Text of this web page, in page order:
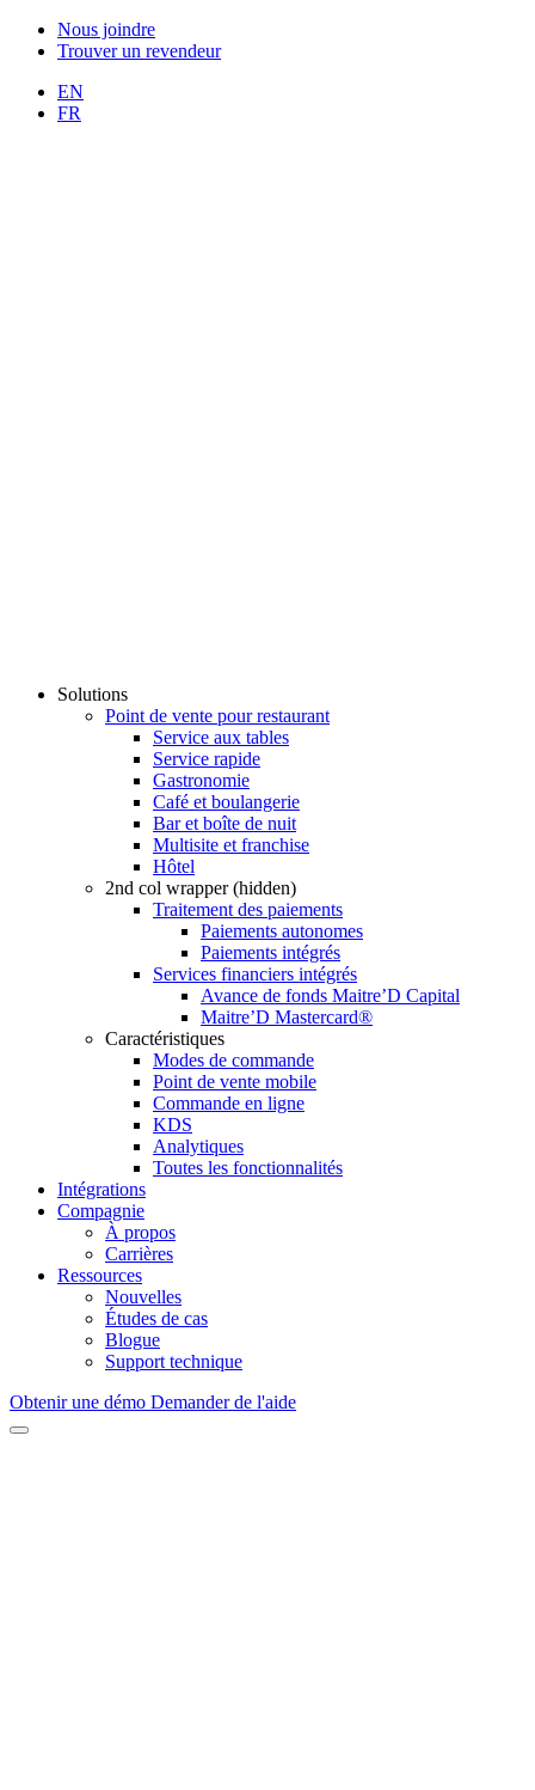
Nous joindre
Trouver un revendeur
EN
FR
Solutions
Point de vente pour restaurant
Service aux tables
Service rapide
Gastronomie
Café et boulangerie
Bar et boîte de nuit
Multisite et franchise
Hôtel
2nd col wrapper (hidden)
Traitement des paiements
Paiements autonomes
Paiements intégrés
Services financiers intégrés
Avance de fonds Maitre’D Capital
Maitre’D Mastercard®
Caractéristiques
Modes de commande
Point de vente mobile
Commande en ligne
KDS
Analytiques
Toutes les fonctionnalités
Intégrations
Compagnie
À propos
Carrières
Ressources
Nouvelles
Études de cas
Blogue
Support technique
Obtenir une démo Demander de l'aide